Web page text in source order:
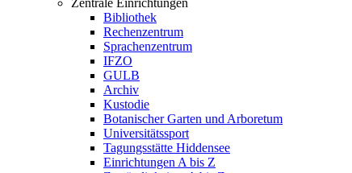
Zentrale Einrichtungen
Bibliothek
Rechenzentrum
Sprachenzentrum
IFZO
GULB
Archiv
Kustodie
Botanischer Garten und Arboretum
Universitätssport
Tagungsstätte Hiddensee
Einrichtungen A bis Z